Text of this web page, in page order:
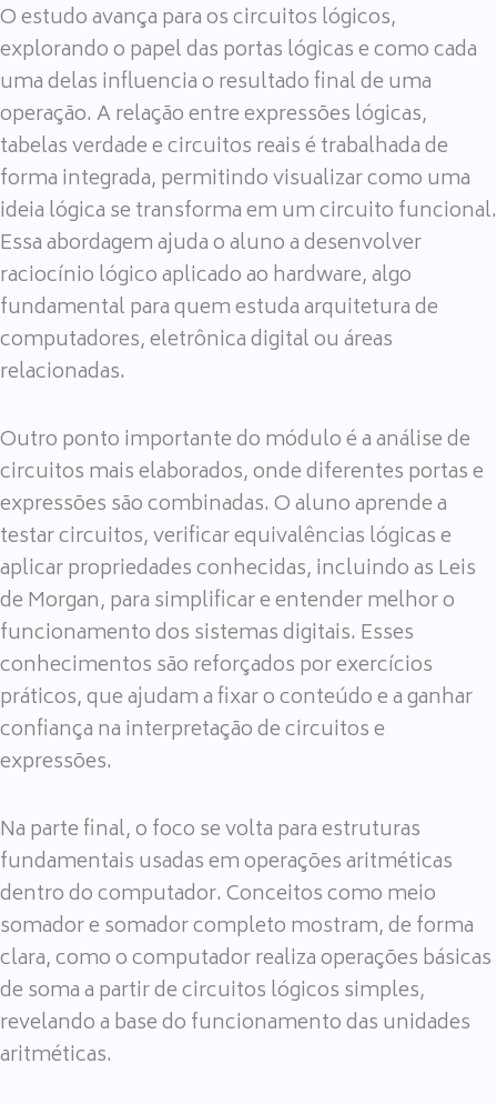
O estudo avança para os circuitos lógicos,
explorando o papel das portas lógicas e como cada
uma delas influencia o resultado final de uma
operação. A relação entre expressões lógicas,
tabelas verdade e circuitos reais é trabalhada de
forma integrada, permitindo visualizar como uma
ideia lógica se transforma em um circuito funcional.
Essa abordagem ajuda o aluno a desenvolver
raciocínio lógico aplicado ao hardware, algo
fundamental para quem estuda arquitetura de
computadores, eletrônica digital ou áreas
relacionadas.
Outro ponto importante do módulo é a análise de
circuitos mais elaborados, onde diferentes portas e
expressões são combinadas. O aluno aprende a
testar circuitos, verificar equivalências lógicas e
aplicar propriedades conhecidas, incluindo as Leis
de Morgan, para simplificar e entender melhor o
funcionamento dos sistemas digitais. Esses
conhecimentos são reforçados por exercícios
práticos, que ajudam a fixar o conteúdo e a ganhar
confiança na interpretação de circuitos e
expressões.
Na parte final, o foco se volta para estruturas
fundamentais usadas em operações aritméticas
dentro do computador. Conceitos como meio
somador e somador completo mostram, de forma
clara, como o computador realiza operações básicas
de soma a partir de circuitos lógicos simples,
revelando a base do funcionamento das unidades
aritméticas.